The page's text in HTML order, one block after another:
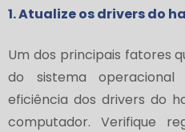
1. Atualize os drivers do
Um dos principais fatores
do sistema
eficiência dos drivers do
computador. Verifique